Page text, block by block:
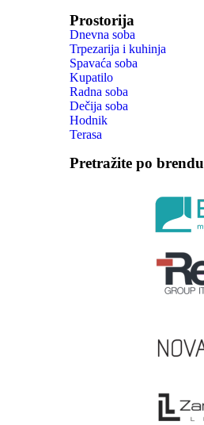
Prostorija
Dnevna soba
Trpezarija i kuhinja
Spavaća soba
Kupatilo
Radna soba
Dečija soba
Hodnik
Terasa
Pretražite po brendu